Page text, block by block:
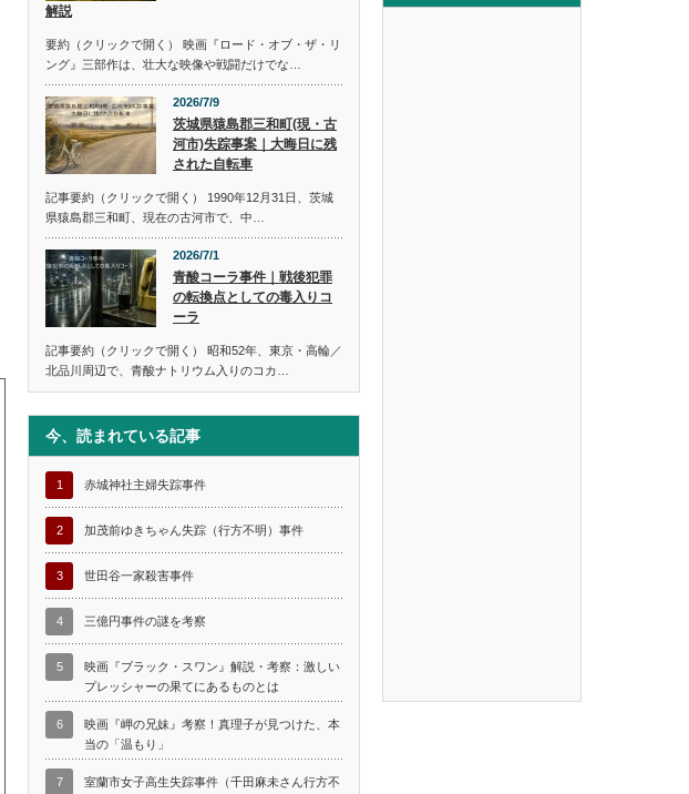
解説
要約（クリックで開く） 映画『ロード・オブ・ザ・リ
ング』三部作は、壮大な映像や戦闘だけでな…
2026/7/9
茨城県猿島郡三和町(現・古
河市)失踪事案｜大晦日に残
された自転車
記事要約（クリックで開く） 1990年12月31日、茨城
県猿島郡三和町、現在の古河市で、中…
2026/7/1
青酸コーラ事件｜戦後犯罪
の転換点としての毒入りコ
ーラ
記事要約（クリックで開く） 昭和52年、東京・高輪／
北品川周辺で、青酸ナトリウム入りのコカ…
今、読まれている記事
1 赤城神社主婦失踪事件
2 加茂前ゆきちゃん失踪（行方不明）事件
3 世田谷一家殺害事件
4 三億円事件の謎を考察
5
映画『ブラック・スワン』解説・考察：激しい
プレッシャーの果てにあるものとは
6
映画『岬の兄妹』考察！真理子が見つけた、本
当の「温もり」
7
室蘭市女子高生失踪事件（千田麻未さん行方不